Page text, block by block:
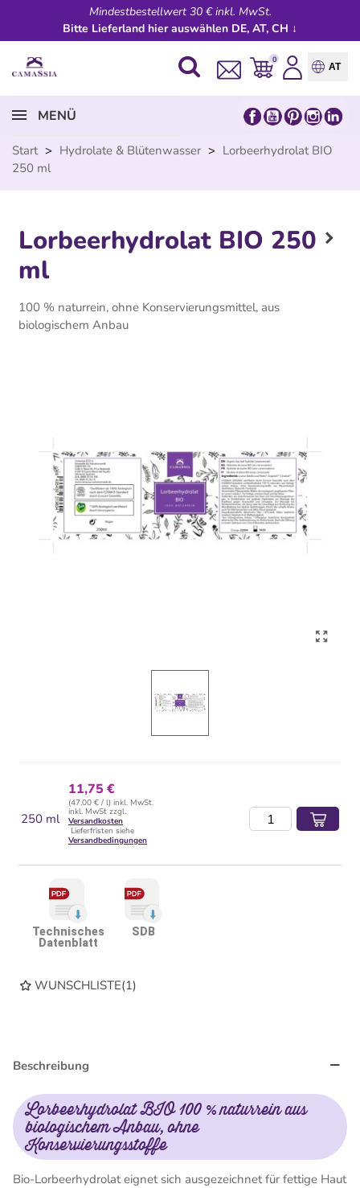
Mindestbestellwert 30 € inkl. MwSt.
Bitte Lieferland hier auswählen DE, AT, CH ↓
0
AT
MENÜ
Start > Hydrolate & Blütenwasser > Lorbeerhydrolat BIO
250 ml
Lorbeerhydrolat BIO 250
ml
100 % naturrein, ohne Konservierungsmittel, aus
biologischem Anbau
250 ml
11,75 €
(47,00 € / l) inkl. MwSt.
inkl. MwSt zzgl.
Versandkosten
Lieferfristen siehe
Versandbedingungen
Technisches
Datenblatt
SDB
WUNSCHLISTE(1)
Beschreibung
Lorbeerhydrolat BIO 100 % naturrein aus
biologischem Anbau, ohne
Konservierungsstoffe
Bio-Lorbeerhydrolat eignet sich ausgezeichnet für fettige Haut